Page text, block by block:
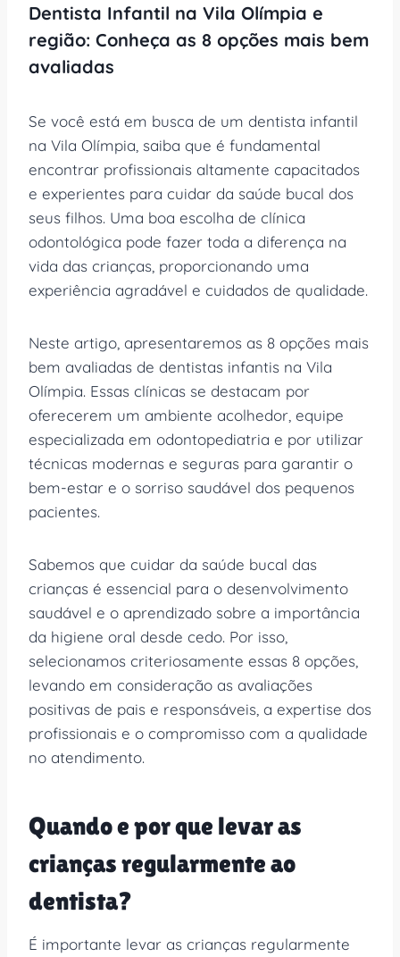
Dentista Infantil na Vila Olímpia e
região: Conheça as 8 opções mais bem
avaliadas
Se você está em busca de um dentista infantil
na Vila Olímpia, saiba que é fundamental
encontrar profissionais altamente capacitados
e experientes para cuidar da saúde bucal dos
seus filhos. Uma boa escolha de clínica
odontológica pode fazer toda a diferença na
vida das crianças, proporcionando uma
experiência agradável e cuidados de qualidade.
Neste artigo, apresentaremos as 8 opções mais
bem avaliadas de dentistas infantis na Vila
Olímpia. Essas clínicas se destacam por
oferecerem um ambiente acolhedor, equipe
especializada em odontopediatria e por utilizar
técnicas modernas e seguras para garantir o
bem-estar e o sorriso saudável dos pequenos
pacientes.
Sabemos que cuidar da saúde bucal das
crianças é essencial para o desenvolvimento
saudável e o aprendizado sobre a importância
da higiene oral desde cedo. Por isso,
selecionamos criteriosamente essas 8 opções,
levando em consideração as avaliações
positivas de pais e responsáveis, a expertise dos
profissionais e o compromisso com a qualidade
no atendimento.
Quando e por que levar as
crianças regularmente ao
dentista?
É importante levar as crianças regularmente